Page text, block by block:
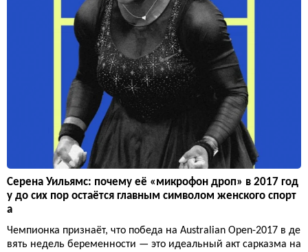
Серена Уильямс: почему её «микрофон дроп» в 2017 год
у до сих пор остаётся главным символом женского спорт
а
Чемпионка признаёт, что победа на Australian Open-2017 в де
вять недель беременности — это идеальный акт сарказма на